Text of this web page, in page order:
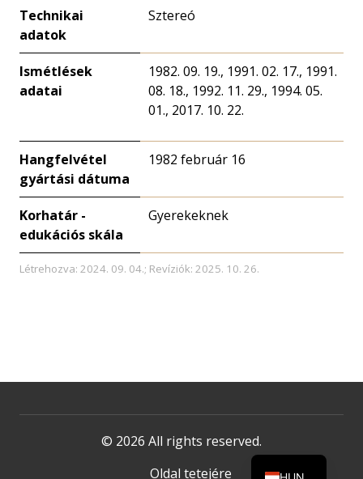
Technikai
adatok
Sztereó
Ismétlések
adatai
1982. 09. 19., 1991. 02. 17., 1991.
08. 18., 1992. 11. 29., 1994. 05.
01., 2017. 10. 22.
Hangfelvétel
gyártási dátuma
1982 február 16
Korhatár -
edukációs skála
Gyerekeknek
Létrehozva: 2024. 09. 04.; Revíziók: 2025. 10. 26.
© 2026 All rights reserved.
Oldal tetejére